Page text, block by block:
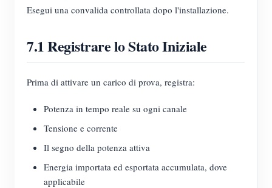
Esegui una convalida controllata dopo l'installazione.
7.1 Registrare lo Stato Iniziale
Prima di attivare un carico di prova, registra:
Potenza in tempo reale su ogni canale
Tensione e corrente
Il segno della potenza attiva
Energia importata ed esportata accumulata, dove
applicabile